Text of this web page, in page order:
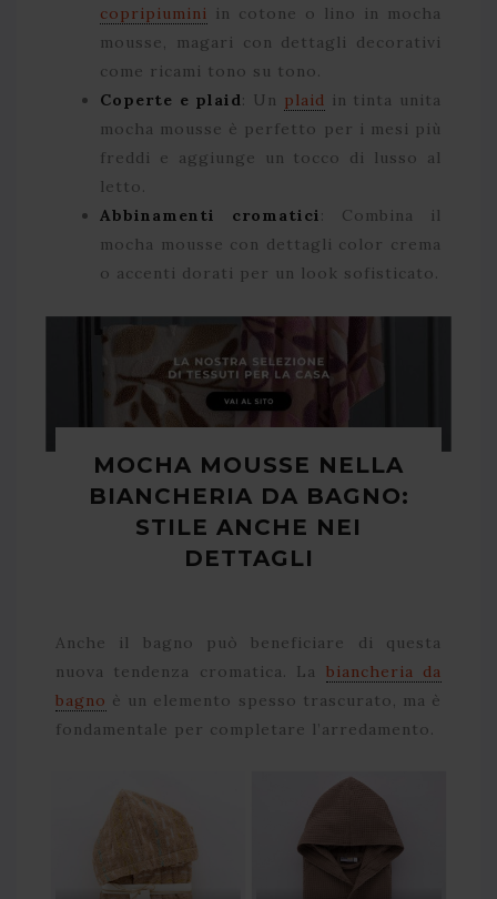
copripiumini in cotone o lino in mocha
mousse, magari con dettagli decorativi
come ricami tono su tono.
Coperte e plaid: Un plaid in tinta unita
mocha mousse è perfetto per i mesi più
freddi e aggiunge un tocco di lusso al
letto.
Abbinamenti cromatici: Combina il
mocha mousse con dettagli color crema
o accenti dorati per un look sofisticato.
MOCHA MOUSSE NELLA
BIANCHERIA DA BAGNO:
STILE ANCHE NEI
DETTAGLI
Anche il bagno può beneficiare di questa
nuova tendenza cromatica. La biancheria da
bagno è un elemento spesso trascurato, ma è
fondamentale per completare l’arredamento.